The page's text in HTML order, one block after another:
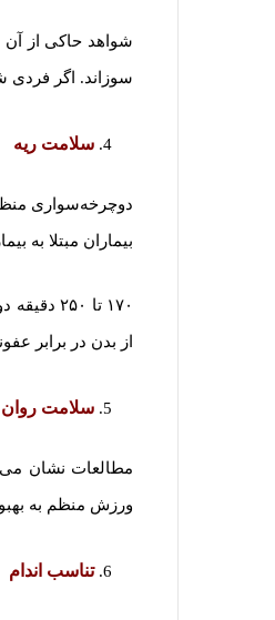
سوزاند. اگر فردی
سلامت ریه
دوچرخه‌سواری منظم
بیماران مبتلا به
۱۷۰ تا
از بدن در برابر
سلامت روان
مطالعات نشان می
ورزش منظم به
تناسب اندام